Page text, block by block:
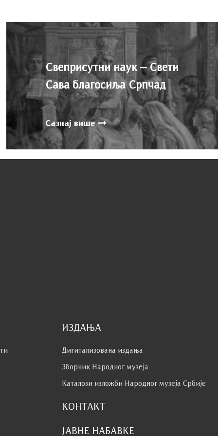
Свеприсутни наук – Свети
Сава благосиља Српчад
Сазнај више
ИЗДАЊА
Дигитализована издања
Зборник Народног музеја
Каталози изложби Народног музеја Србије
КОНТАКТ
ЈАВНЕ НАБАВКЕ